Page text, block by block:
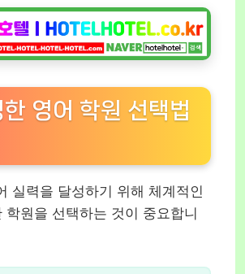
한 영어 학원 선택법
실력을 달성하기 위해 체계적인
학원을 선택하는 것이 중요합니